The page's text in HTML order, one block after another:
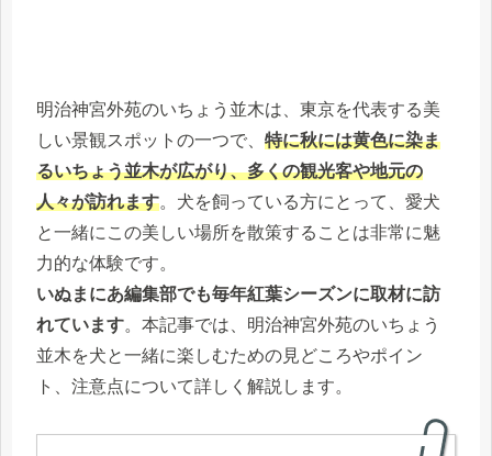
明治神宮外苑のいちょう並木は、東京を代表する美
しい景観スポットの一つで、 特に秋には黄色に染ま
るいちょう並木が広がり、多くの観光客や地元の
人々が訪れます。犬を飼っている方にとって、愛犬
と一緒にこの美しい場所を散策することは非常に魅
力的な体験です。
いぬまにあ編集部でも毎年紅葉シーズンに取材に訪
れています。本記事では、明治神宮外苑のいちょう
並木を犬と一緒に楽しむための見どころやポイン
ト、注意点について詳しく解説します。